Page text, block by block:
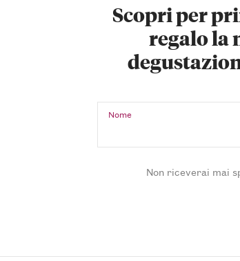
Scopri per
regalo la
Nome
Non riceverai mai